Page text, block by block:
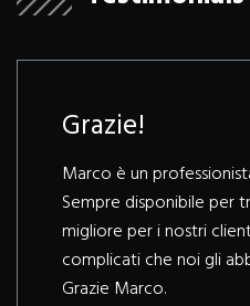
Grazie!
Marco è un
Sempre disponibile per
migliore per i nostri
complicati che noi gli
Grazie Marco.